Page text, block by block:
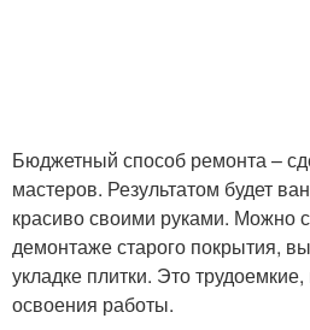
Бюджетный способ ремонта –
мастеров. Результатом будет
красиво своими руками. Можно
демонтаже старого покрытия,
укладке плитки. Это
освоения работы.